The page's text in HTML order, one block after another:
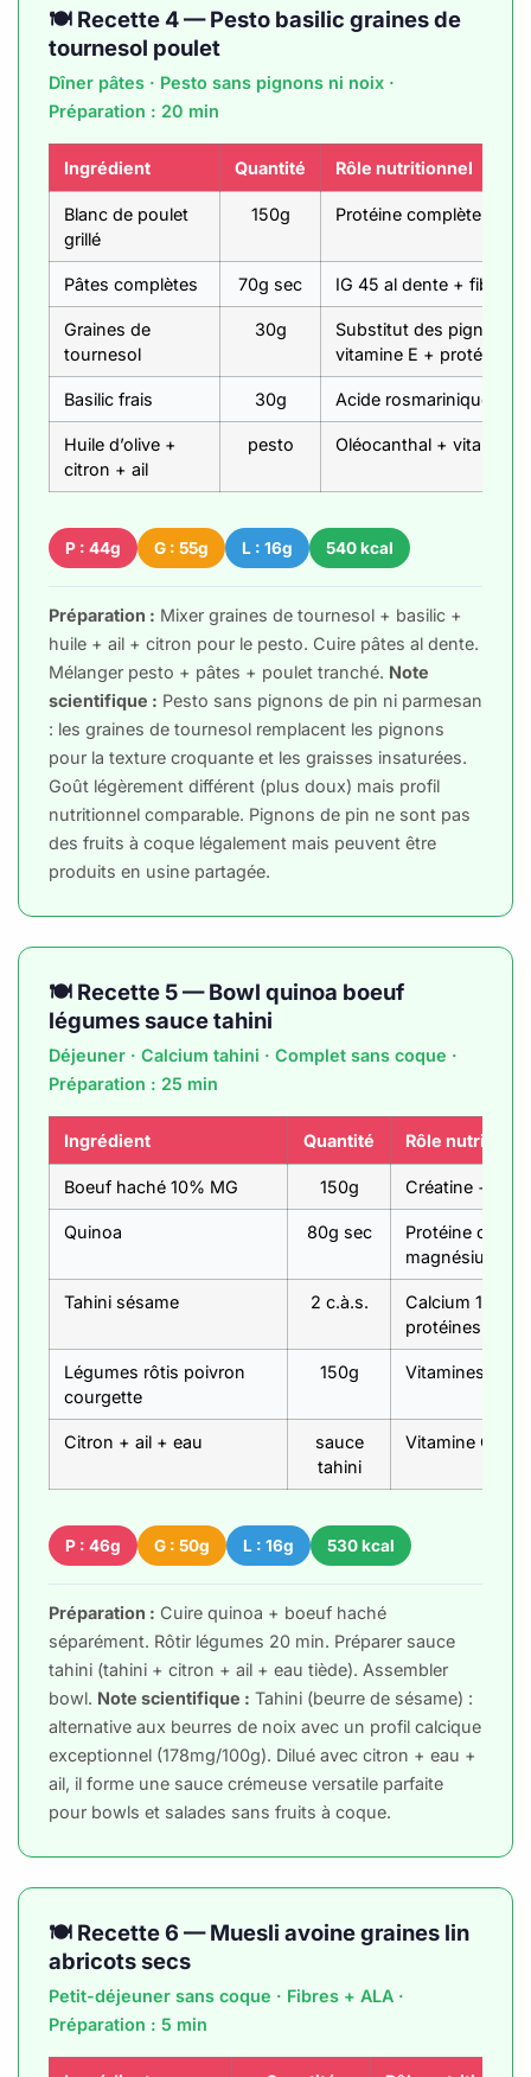
🍽️ Recette 4 — Pesto basilic graines de
tournesol poulet
Dîner pâtes · Pesto sans pignons ni noix ·
Préparation : 20 min
Ingrédient Quantité Rôle nutritionnel
Blanc de poulet
grillé
150g Protéine complète +
Pâtes complètes 70g sec IG 45 al dente + fibres
Graines de
tournesol
30g
Substitut des pignons
vitamine E + protéines
Basilic frais 30g Acide rosmarinique
Huile d’olive +
citron + ail
pesto Oléocanthal + vitamine
P : 44g G : 55g L : 16g 540 kcal
Préparation : Mixer graines de tournesol + basilic +
huile + ail + citron pour le pesto. Cuire pâtes al dente.
Mélanger pesto + pâtes + poulet tranché. Note
scientifique : Pesto sans pignons de pin ni parmesan
: les graines de tournesol remplacent les pignons
pour la texture croquante et les graisses insaturées.
Goût légèrement différent (plus doux) mais profil
nutritionnel comparable. Pignons de pin ne sont pas
des fruits à coque légalement mais peuvent être
produits en usine partagée.
🍽️ Recette 5 — Bowl quinoa boeuf
légumes sauce tahini
Déjeuner · Calcium tahini · Complet sans coque ·
Préparation : 25 min
Ingrédient Quantité Rôle
Boeuf haché 10% MG 150g Créatine +
Quinoa 80g sec
Protéine
magnésium
Tahini sésame 2 c.à.s.
Calcium
protéines
Légumes rôtis poivron
courgette
150g Vitamines +
Citron + ail + eau
sauce
tahini
Vitamine C +
P : 46g G : 50g L : 16g 530 kcal
Préparation : Cuire quinoa + boeuf haché
séparément. Rôtir légumes 20 min. Préparer sauce
tahini (tahini + citron + ail + eau tiède). Assembler
bowl. Note scientifique : Tahini (beurre de sésame) :
alternative aux beurres de noix avec un profil calcique
exceptionnel (178mg/100g). Dilué avec citron + eau +
ail, il forme une sauce crémeuse versatile parfaite
pour bowls et salades sans fruits à coque.
🍽️ Recette 6 — Muesli avoine graines lin
abricots secs
Petit-déjeuner sans coque · Fibres + ALA ·
Préparation : 5 min